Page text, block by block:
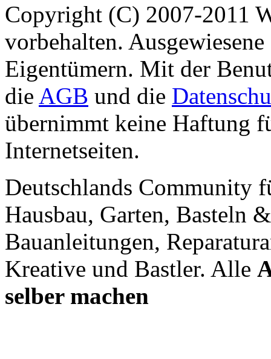
Copyright (C) 2007-2011
vorbehalten.
Eigentümern. Mit der
die AGB und die
übernimmt keine Haftung
Internetseiten.
Deutschlands Community
Hausbau, Garten, Basteln
Bauanleitungen,
Kreative und Bastler. Alle
selber machen